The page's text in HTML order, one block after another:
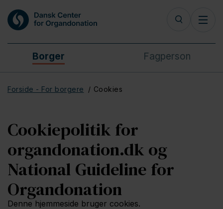
Borger Fagperson
Forside - For borgere Cookies
Cookiepolitik for
organdonation.dk og
National Guideline for
Organdonation
Denne hjemmeside bruger cookies.